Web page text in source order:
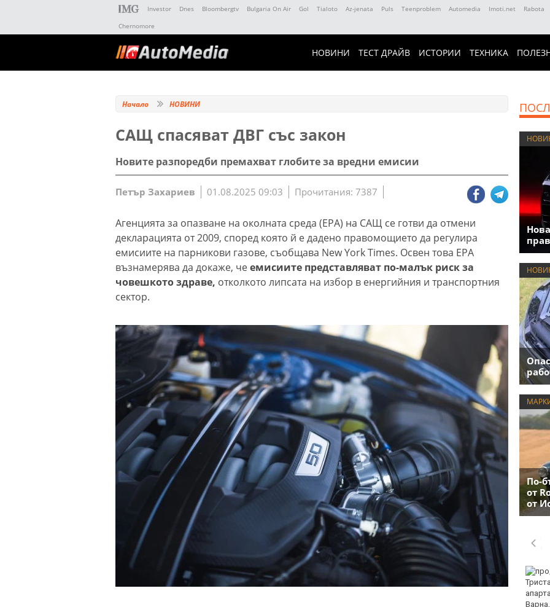
Investor Dnes Bloombergtv Bulgaria On Air Gol Tialoto Az-jenata Puls Teenproblem Automedia Imoti.net Rabota
Chernomore
НОВИНИ ТЕСТ ДРАЙВ ИСТОРИИ ТЕХНИКА
Начало НОВИНИ
САЩ спасяват ДВГ със закон
Новите разпоредби премахват глобите за вредни емисии
Петър Захариев 01.08.2025 09:03 Прочитания: 7387
Агенцията за опазване на околната среда (EPA) на САЩ се готви да отмени
декларацията от 2009, според която й е дадено правомощието да регулира
емисиите на парникови газове, съобщава New York Times. Освен това EPA
възнамерява да докаже, чеемисиите представляват по-малък риск за
човешкото здраве, отколкото липсата на избор в енергийния и транспортния
сектор.
По-
от
от
Какво ще бъде времето
в неделя?